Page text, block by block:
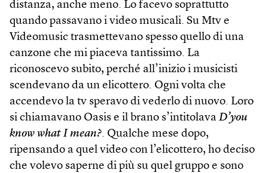
distanza, anche meno. Lo facevo soprattutto
quando passavano i video musicali. Su Mtv e
Videomusic trasmettevano spesso quello di una
canzone che mi piaceva tantissimo. La
riconoscevo subito, perché all’inizio i musicisti
scendevano da un elicottero. Ogni volta che
accendevo la tv speravo di vederlo di nuovo. Loro
si chiamavano Oasis e il brano s’intitolava D’you
know what I mean?. Qualche mese dopo,
ripensando a quel video con l’elicottero, ho deciso
che volevo saperne di più su quel gruppo e sono